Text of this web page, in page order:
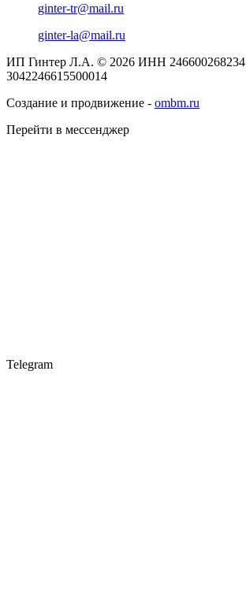
ginter-tr@mail.ru
ginter-la@mail.ru
ИП Гинтер Л.А. © 2026 ИНН 246600268234
3042246615500014
Создание и продвижение - ombm.ru
Перейти в мессенджер
Telegram